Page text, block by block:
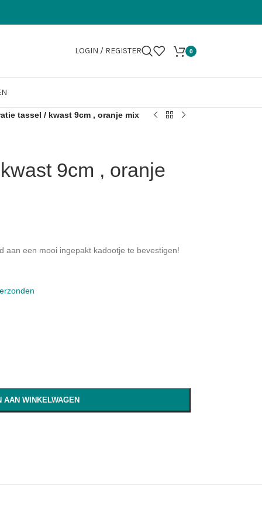
LOGIN / REGISTER 0
tassel / kwast 9cm , oranje mix
9cm , oranje
aan een mooi ingepakt kadootje te bevestigen!
AAN WINKELWAGEN